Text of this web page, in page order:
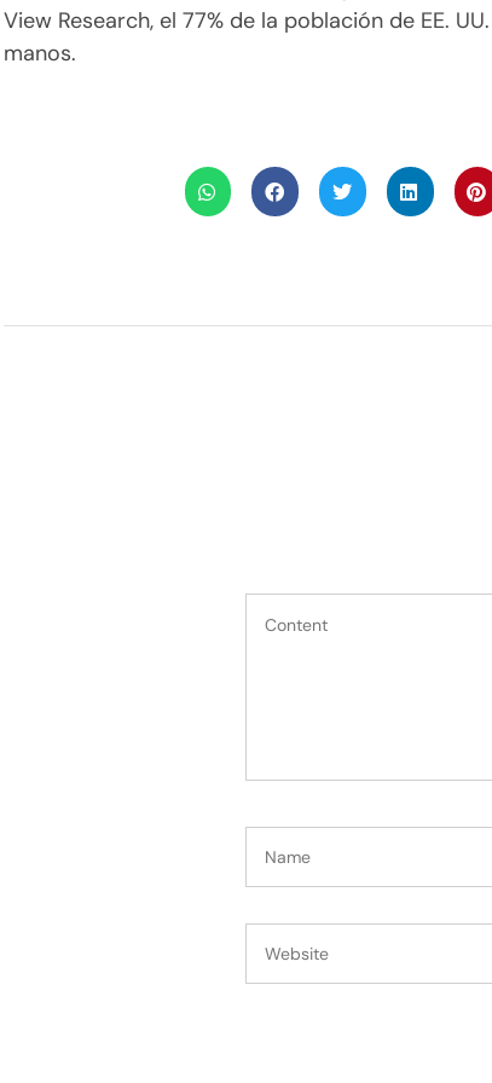
View Research, el 77% de la población de EE.
manos.